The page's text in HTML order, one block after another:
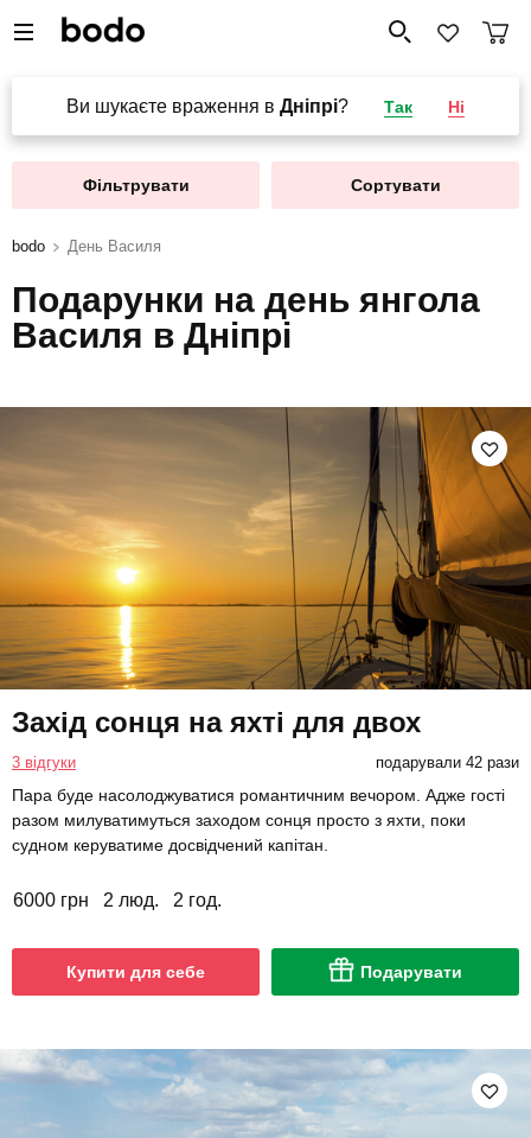
Ви шукаєте враження в Дніпрі? Так Ні
Фільтрувати Сортувати
bodo День Василя
Подарунки на день янгола
Василя в Дніпрі
Захід сонця на яхті для двох
3 відгуки подарували 42 рази
Пара буде насолоджуватися романтичним вечором. Адже гості
разом милуватимуться заходом сонця просто з яхти, поки
судном керуватиме досвідчений капітан.
6000 грн 2 люд. 2 год.
Купити для себе Подарувати